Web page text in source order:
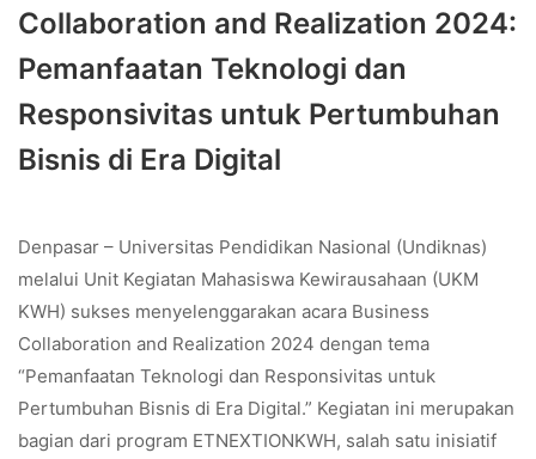
Collaboration and Realization 2024:
Pemanfaatan Teknologi dan
Responsivitas untuk Pertumbuhan
Bisnis di Era Digital
Denpasar – Universitas Pendidikan Nasional (Undiknas)
melalui Unit Kegiatan Mahasiswa Kewirausahaan (UKM
KWH) sukses menyelenggarakan acara Business
Collaboration and Realization 2024 dengan tema
“Pemanfaatan Teknologi dan Responsivitas untuk
Pertumbuhan Bisnis di Era Digital.” Kegiatan ini merupakan
bagian dari program ETNEXTIONKWH, salah satu inisiatif